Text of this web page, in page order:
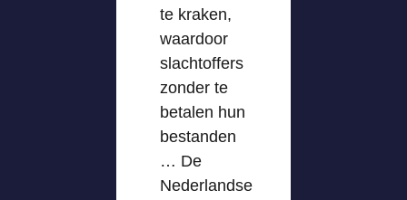
te kraken,
waardoor
slachtoffers
zonder te
betalen hun
bestanden
… De
Nederlandse